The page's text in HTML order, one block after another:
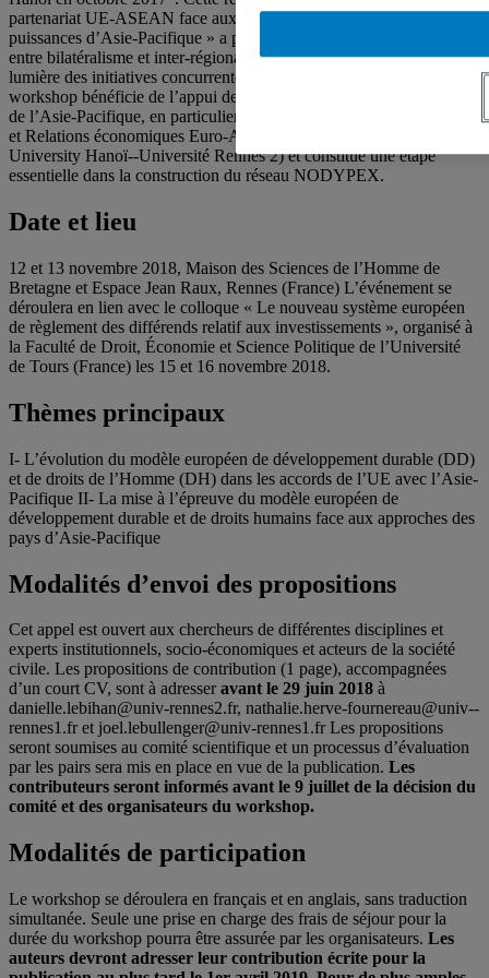
partenariat UE-­ASEAN face aux partenariats concurrents des
puissances d’Asie-Pacifique » a permis d’appréhender ce partenariat
entre bilatéralisme et inter-régionalisme tout en l’analysant à la
lumière des initiatives concurrentes d’Asie-Pacifique. Le présent
workshop bénéficie de l’appui des partenaires français, européens et
de l’Asie-Pacifique, en particulier en lien avec le Master Commerce
et Relations économiques Euro-­Asiatiques (Foreign Trade
University Hanoï-­‐Université Rennes 2) et constitue une étape
essentielle dans la construction du réseau NODYPEX.
Date et lieu
12 et 13 novembre 2018, Maison des Sciences de l’Homme de
Bretagne et Espace Jean Raux, Rennes (France) L’événement se
déroulera en lien avec le colloque « Le nouveau système européen
de règlement des différends relatif aux investissements », organisé à
la Faculté de Droit, Économie et Science Politique de l’Université
de Tours (France) les 15 et 16 novembre 2018.
Thèmes principaux
I- L’évolution du modèle européen de développement durable (DD)
et de droits de l’Homme (DH) dans les accords de l’UE avec l’Asie-
Pacifique II‐ La mise à l’épreuve du modèle européen de
développement durable et de droits humains face aux approches des
pays d’Asie-Pacifique
Modalités d’envoi des propositions
Cet appel est ouvert aux chercheurs de différentes disciplines et
experts institutionnels, socio-­économiques et acteurs de la société
civile. Les propositions de contribution (1 page), accompagnées
d’un court CV, sont à adresseravant le 29 juin 2018 à
danielle.lebihan@univ-­rennes2.fr, nathalie.herve-­fournereau@univ-­
rennes1.fr et joel.lebullenger@univ-­rennes1.fr Les propositions
seront soumises au comité scientifique et un processus d’évaluation
par les pairs sera mis en place en vue de la publication. Les
contributeurs seront informés avant le 9 juillet de la décision du
comité et des organisateurs du workshop.
Modalités de participation
Le workshop se déroulera en français et en anglais, sans traduction
simultanée. Seule une prise en charge des frais de séjour pour la
durée du workshop pourra être assurée par les organisateurs. Les
auteurs devront adresser leur contribution écrite pour la